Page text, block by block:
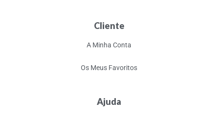
Cliente
A Minha Conta
Os Meus Favoritos
Ajuda